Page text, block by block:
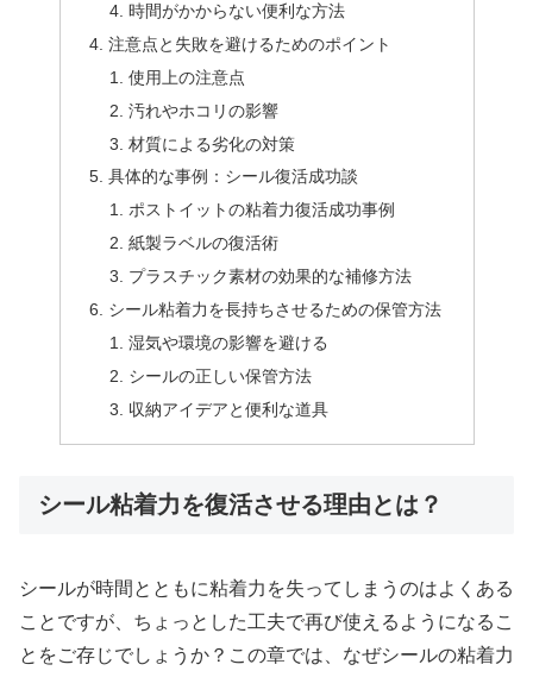
時間がかからない便利な方法
注意点と失敗を避けるためのポイント
使用上の注意点
汚れやホコリの影響
材質による劣化の対策
具体的な事例：シール復活成功談
ポストイットの粘着力復活成功事例
紙製ラベルの復活術
プラスチック素材の効果的な補修方法
シール粘着力を長持ちさせるための保管方法
湿気や環境の影響を避ける
シールの正しい保管方法
収納アイデアと便利な道具
シール粘着力を復活させる理由とは？
シールが時間とともに粘着力を失ってしまうのはよくある
ことですが、ちょっとした工夫で再び使えるようになるこ
とをご存じでしょうか？この章では、なぜシールの粘着力